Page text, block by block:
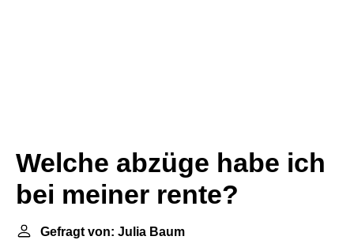
Welche abzüge habe ich
bei meiner rente?
Gefragt von: Julia Baum